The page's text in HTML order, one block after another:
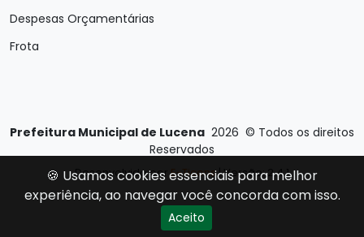
Despesas Orçamentárias
Frota
Prefeitura Municipal de Lucena 2026 © Todos os direitos
Reservados
Desenvolvido porE-Ticons| Versão: 2.4.1
🍪 Usamos cookies essenciais para melhor
experiência, ao navegar você concorda com isso.
Aceito